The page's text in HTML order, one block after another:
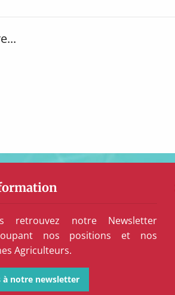
retrouvez notre Newsletter
nos positions et nos
Agriculteurs.
à notre newsletter